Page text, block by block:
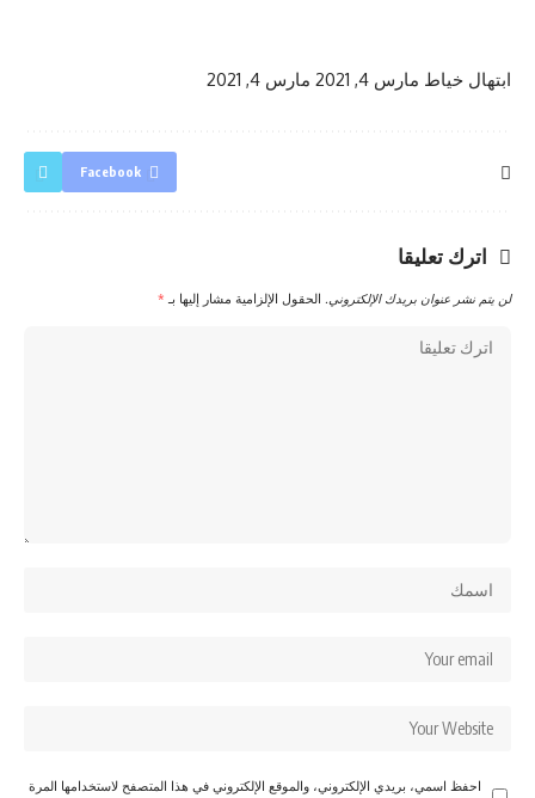
ابتهال خياط مارس 4, 2021 مارس 4, 2021
Facebook
اترك تعليقا
لن يتم نشر عنوان بريدك الإلكتروني. الحقول الإلزامية مشار إليها بـ *
احفظ اسمي، بريدي الإلكتروني، والموقع الإلكتروني في هذا المتصفح لاستخدامها المرة